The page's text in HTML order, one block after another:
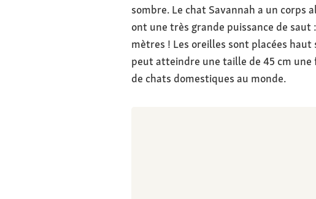
sombre. Le chat Savannah a un corps
ont une très grande puissance de
mètres ! Les oreilles sont placées
peut atteindre une taille de 45 cm une
de chats domestiques au monde.